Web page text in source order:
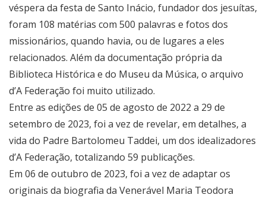
véspera da festa de Santo Inácio, fundador dos jesuítas,
foram 108 matérias com 500 palavras e fotos dos
missionários, quando havia, ou de lugares a eles
relacionados. Além da documentação própria da
Biblioteca Histórica e do Museu da Música, o arquivo
d’A Federação foi muito utilizado.
Entre as edições de 05 de agosto de 2022 a 29 de
setembro de 2023, foi a vez de revelar, em detalhes, a
vida do Padre Bartolomeu Taddei, um dos idealizadores
d’A Federação, totalizando 59 publicações.
Em 06 de outubro de 2023, foi a vez de adaptar os
originais da biografia da Venerável Maria Teodora